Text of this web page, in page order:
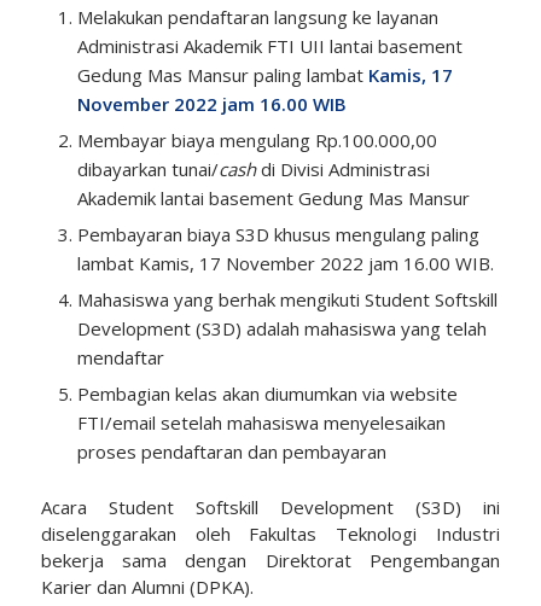
Melakukan pendaftaran langsung ke layanan
Administrasi Akademik FTI UII lantai basement
Gedung Mas Mansur paling lambat Kamis, 17
November 2022 jam 16.00 WIB
Membayar biaya mengulang Rp.100.000,00
dibayarkan tunai/cashdi Divisi Administrasi
Akademik lantai basement Gedung Mas Mansur
Pembayaran biaya S3D khusus mengulang paling
lambat Kamis, 17 November 2022 jam 16.00 WIB.
Mahasiswa yang berhak mengikuti Student Softskill
Development (S3D) adalah mahasiswa yang telah
mendaftar
Pembagian kelas akan diumumkan via website
FTI/email setelah mahasiswa menyelesaikan
proses pendaftaran dan pembayaran
Acara Student Softskill Development (S3D) ini
diselenggarakan oleh Fakultas Teknologi Industri
bekerja sama dengan Direktorat Pengembangan
Karier dan Alumni (DPKA).